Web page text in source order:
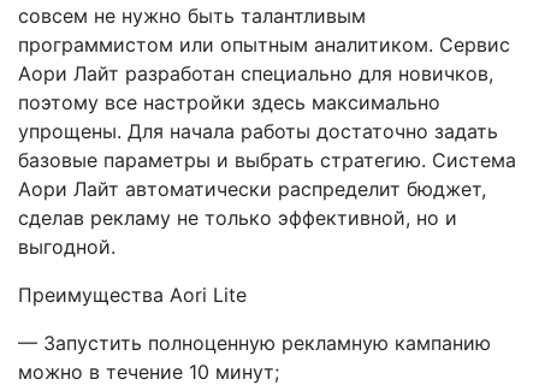
совсем не нужно быть талантливым
программистом или опытным аналитиком. Сервис
Аори Лайт разработан специально для новичков,
поэтому все настройки здесь максимально
упрощены. Для начала работы достаточно задать
базовые параметры и выбрать стратегию. Система
Аори Лайт автоматически распределит бюджет,
сделав рекламу не только эффективной, но и
выгодной.
Преимущества Aori Lite
— Запустить полноценную рекламную кампанию
можно в течение 10 минут;